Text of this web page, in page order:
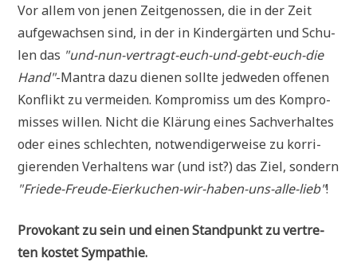
Vor allem von jenen Zeit­ge­nos­sen, die in der Zeit
auf­ge­wach­sen sind, in der in Kin­der­gär­ten und Schu­
len das "und-nun-ver­tragt-euch-und-gebt-euch-die
Hand"-Man­tra dazu die­nen soll­te jed­we­den offe­nen
Kon­flikt zu ver­mei­den. Kom­pro­miss um des Kom­pro­
mis­ses wil­len. Nicht die Klä­rung eines Sach­ver­hal­tes
oder eines schlech­ten, not­wen­di­ger­wei­se zu kor­ri­
gie­ren­den Ver­hal­tens war (und ist?) das Ziel, son­dern
"Frie­de-Freu­de-Eier­ku­chen-wir-haben-uns-alle-lieb"!
Pro­vo­kant zu sein und einen Stand­punkt zu ver­tre­
ten kostet Sympathie.